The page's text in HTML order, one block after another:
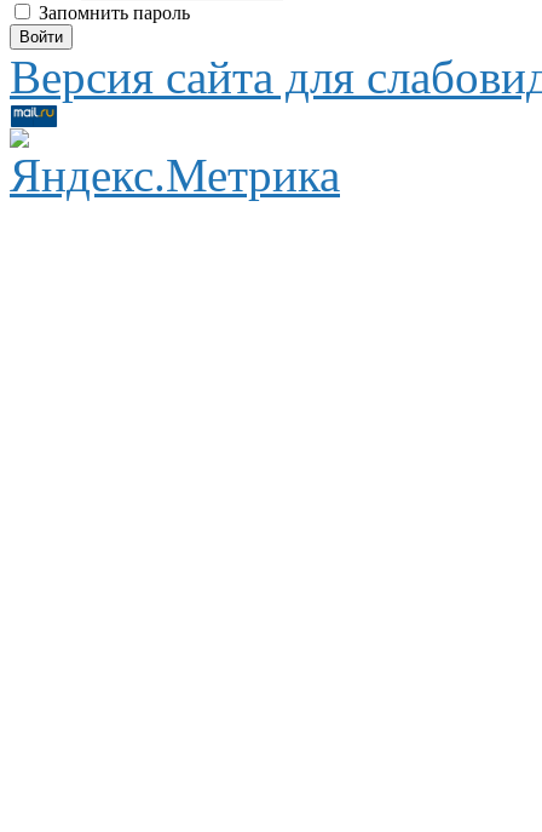
Запомнить пароль
Версия сайта для